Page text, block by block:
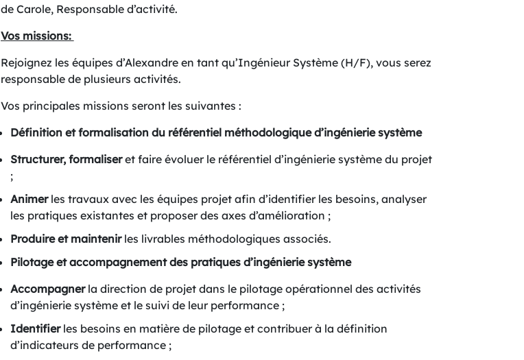
de Carole, Responsable d’activité.
Vos missions:
Rejoignez les équipes d’Alexandre en tant qu’Ingénieur Système (H/F), vous serez
responsable de plusieurs activités.
Vos principales missions seront les suivantes :
Définition et formalisation du référentiel méthodologique d’ingénierie système
Structurer, formaliseret faire évoluer le référentiel d’ingénierie système du projet
;
Animer les travaux avec les équipes projet afin d’identifier les besoins, analyser
les pratiques existantes et proposer des axes d’amélioration ;
Produire et maintenirles livrables méthodologiques associés.
Pilotage et accompagnement des pratiques d’ingénierie système
Accompagnerla direction de projet dans le pilotage opérationnel des activités
d’ingénierie système et le suivi de leur performance ;
Identifierles besoins en matière de pilotage et contribuer à la définition
d’indicateurs de performance ;